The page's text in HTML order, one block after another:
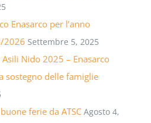
Enasarco per l’anno
2026 Settembre 5, 2025
Nido 2025 – Enasarco
sostegno delle famiglie
ferie da ATSC Agosto 4,